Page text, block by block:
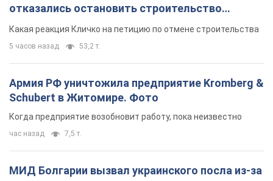
отказались остановить строительство
небоскреба "московского верующего"
Какая реакция Кличко на петицию по отмене строительства
5 часов назад 53,2 т.
Армия РФ уничтожила предприятие Kromberg &
Schubert в Житомире. Фото
Когда предприятие возобновит работу, пока неизвестно
час назад 7,5 т.
МИД Болгарии вызвал украинского посла из-за